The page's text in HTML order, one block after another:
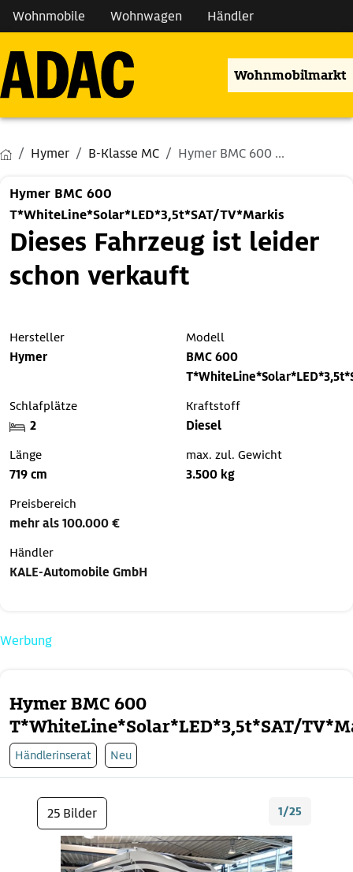
Wohnmobile Wohnwagen Händler
Wohnmobilmarkt
Hymer B-Klasse MC Hymer BMC 600 ...
Hymer BMC 600
T*WhiteLine*Solar*LED*3,5t*SAT/
Händlerinserat Neu
25 Bilder 1/25
Hymer BMC 600
T*WhiteLine*Solar*LED*3,5t*SAT/TV*Markis
Dieses Fahrzeug ist leider
schon verkauft
Hersteller
Hymer
Modell
BMC 600
Schlafplätze
2
Kraftstoff
Diesel
Länge
719 cm
max. zul. Gewicht
3.500 kg
Preisbereich
mehr als 100.000 €
Händler
KALE-Automobile GmbH
Werbung